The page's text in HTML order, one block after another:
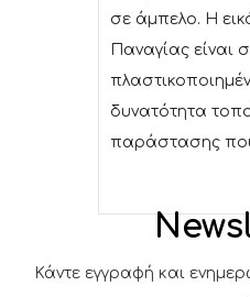
σε άμπελο. Η
Παναγίας είναι
δυνατότητα
παράστασης που
Κάντε εγγραφή και